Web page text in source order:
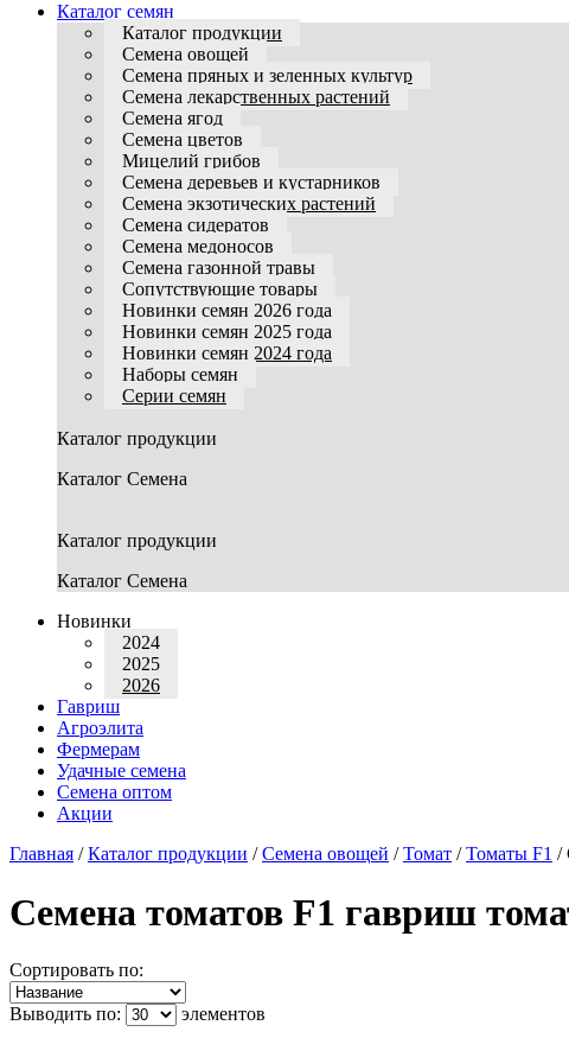
Каталог семян
Каталог продукции
Семена овощей
Семена пряных и зеленных культур
Семена лекарственных растений
Семена ягод
Семена цветов
Мицелий грибов
Семена деревьев и кустарников
Семена экзотических растений
Семена сидератов
Семена медоносов
Семена газонной травы
Сопутствующие товары
Новинки семян 2026 года
Новинки семян 2025 года
Новинки семян 2024 года
Наборы семян
Серии семян
Каталог продукции
Каталог Семена
Каталог продукции
Каталог Семена
Новинки
2024
2025
2026
Гавриш
Агроэлита
Фермерам
Удачные семена
Семена оптом
Акции
Главная /Каталог продукции /Семена овощей /Томат /Томаты F1 /
Семена томатов F1 гавриш
Сортировать по:
Выводить по: элементов